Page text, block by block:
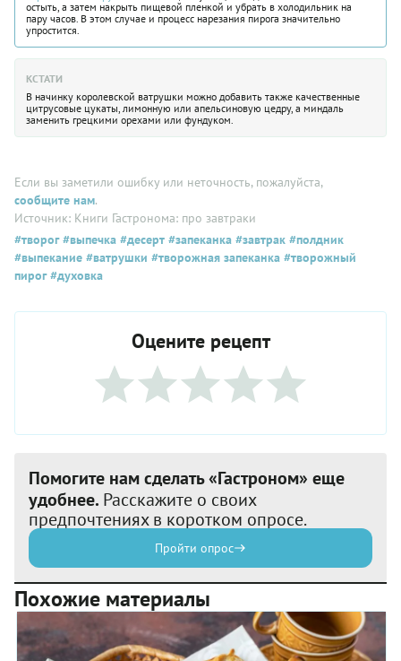
остыть, а затем накрыть пищевой пленкой и убрать в холодильник на
пару часов. В этом случае и процесс нарезания пирога значительно
упростится.
КСТАТИ
В начинку королевской ватрушки можно добавить также качественные
цитрусовые цукаты, лимонную или апельсиновую цедру, а миндаль
заменить грецкими орехами или фундуком.
Если вы заметили ошибку или неточность, пожалуйста,
сообщите нам.
Источник: Книги Гастронома: про завтраки
#творог#выпечка #десерт #запеканка #завтрак #полдник
#выпекание #ватрушки #творожная запеканка #творожный
пирог#духовка
Оцените рецепт
Помогите нам сделать «Гастроном» еще
удобнее. Расскажите о своих
предпочтениях в коротком опросе.
Пройти опрос
Похожие материалы